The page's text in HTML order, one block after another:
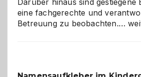
Darüber hinaus sind gestiegene
eine fachgerechte und
Betreuung zu beobachten.…